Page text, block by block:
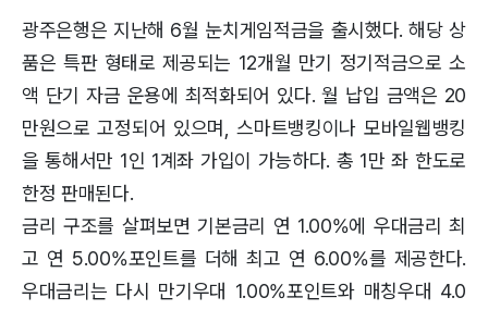
광주은행은 지난해 6월 눈치게임적금을 출시했다. 해당 상
품은 특판 형태로 제공되는 12개월 만기 정기적금으로 소
액 단기 자금 운용에 최적화되어 있다. 월 납입 금액은 20
만원으로 고정되어 있으며, 스마트뱅킹이나 모바일웹뱅킹
을 통해서만 1인 1계좌 가입이 가능하다. 총 1만 좌 한도로
한정 판매된다.
금리 구조를 살펴보면 기본금리 연 1.00%에 우대금리 최
고 연 5.00%포인트를 더해 최고 연 6.00%를 제공한다.
우대금리는 다시 만기우대 1.00%포인트와 매칭우대 4.0